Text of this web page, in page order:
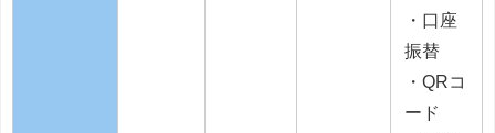
・口座
振替
・QRコ
ード